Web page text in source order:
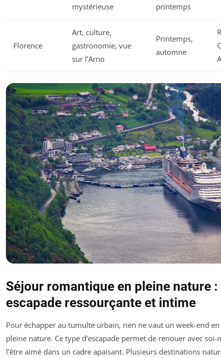
mystérieuse
printemps
Florence
Art, culture,
gastronomie, vue
sur l’Arno
Printemps,
automne
Séjour romantique en pleine nature :
escapade ressourçante et intime
Pour échapper au tumulte urbain, rien ne vaut un week-end en
pleine nature. Ce type d’escapade permet de renouer avec soi-
l’être aimé dans un cadre apaisant. Plusieurs destinations